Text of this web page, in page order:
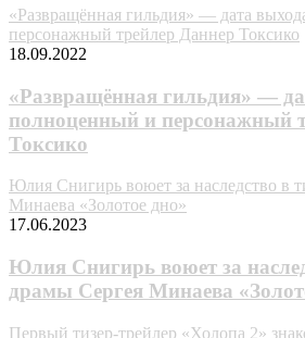
«Развращённая гильдия» — дата
персонажный трейлер Даннер Токсико
18.09.2022
«Развращённая гильдия» —
полноценный и персонажный
Токсико
Юлия Снигирь воюет за наследство в
Минаева «Золотое дно»
17.06.2023
Юлия Снигирь воюет за
драмы Сергея Минаева
Первый тизер-трейлер «Холопа 2»